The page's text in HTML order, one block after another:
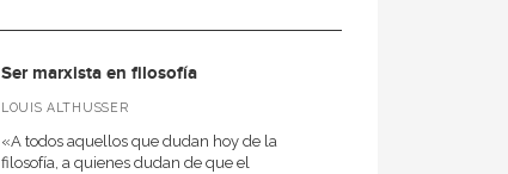
Ser marxista en filosofía
LOUIS ALTHUSSER
«A todos aquellos que dudan hoy de la
filosofía, a quienes dudan de que el